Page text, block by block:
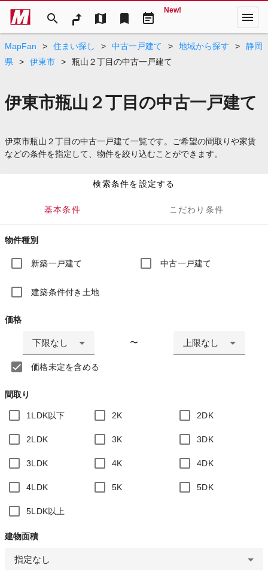
search map bookmark event_note
New! menu
MapFan > 住まい探し > 中古一戸建て > 地域から探す >
静岡
県
> 伊東市 > 瓶山２丁目の中古一戸建て
伊東市瓶山２丁目の中古一戸建て
伊東市瓶山２丁目の中古一戸建て一覧です。ご希望の間取りや家賃
などの条件を指定して、物件を絞り込むことができます。
検索条件を設定する
基本条件 こだわり条件
物件種別
新築一戸建て 中古一戸建て
建築条件付き土地
価格
下限なし 〜 上限なし
価格未定を含める
間取り
1LDK以下 2K 2DK
2LDK 3K 3DK
3LDK 4K 4DK
4LDK 5K 5DK
5LDK以上
建物面積
指定なし